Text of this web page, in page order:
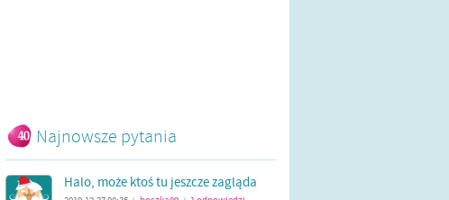
Najnowsze pytania
Halo, może ktoś tu jeszcze zagląda